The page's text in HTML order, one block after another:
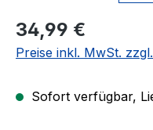
Regulärer Preis:
34,99 €
Preise inkl. MwSt.
Sofort verfügbar,